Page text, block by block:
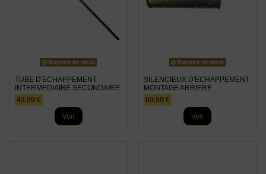
Rupture de stock
TUBE D'ECHAPPEMENT
INTERMEDIAIRE SECONDAIRE
43,99 €
Voir
Rupture de stock
SILENCIEUX D'ECHAPPEMENT
MONTAGE ARRIERE
69,99 €
Voir